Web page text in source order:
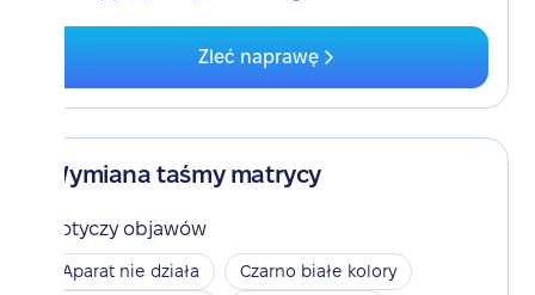
Zleć naprawę
Wymiana taśmy matrycy
Dotyczy objawów
Aparat nie działa
Czarno białe kolory